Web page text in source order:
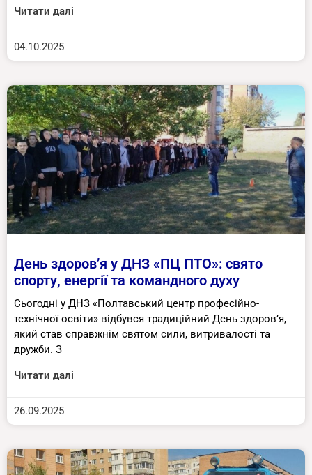
Читати далі
04.10.2025
День здоров’я у ДНЗ «ПЦ ПТО»: свято
спорту, енергії та командного духу
Сьогодні у ДНЗ «Полтавський центр професійно-
технічної освіти» відбувся традиційний День здоров’я,
який став справжнім святом сили, витривалості та
дружби. З
Читати далі
26.09.2025